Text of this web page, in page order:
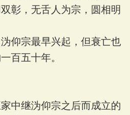
彰，无舌人为宗，圆相明
宗最早兴起，但衰亡也
百五十年。
继沩仰宗之后而成立的